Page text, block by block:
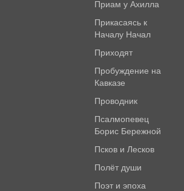
Приам у Ахилла
Прикасаясь к
Началу Начал
Приходят
Пробуждение на
Кавказе
Проводник
Псалмопевец
Борис Бережной
Псков и Лесков
Полёт души
Поэт и эпоха